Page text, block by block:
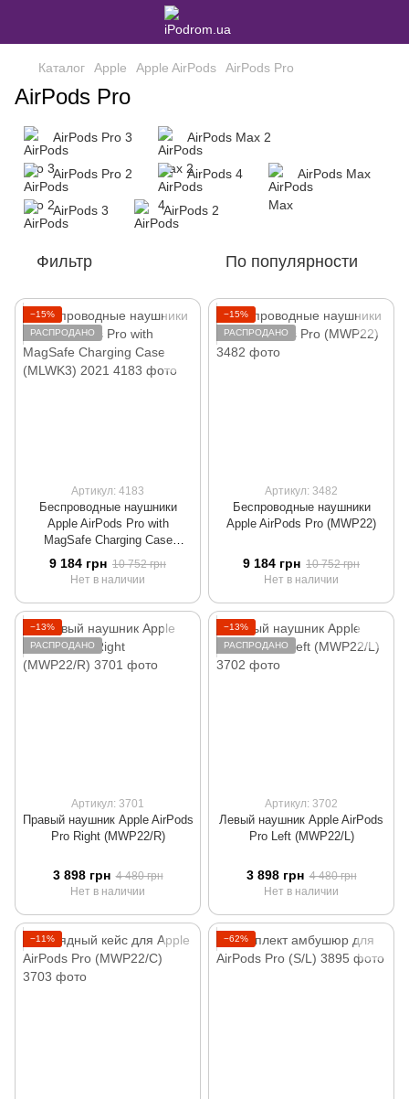
Каталог Apple Apple AirPods AirPods Pro
AirPods Pro
AirPods Pro 3 AirPods Max 2
AirPods Pro 2 AirPods 4 AirPods Max
AirPods 3 AirPods 2
Фильтр По популярности
−15%
РАСПРОДАНО
Артикул: 4183
Беспроводные наушники
Apple AirPods Pro with
MagSafe Charging Case
(MLWK3) 2021
9 184 грн 10 752 грн
Нет в наличии
−15%
РАСПРОДАНО
Артикул: 3482
Беспроводные наушники
Apple AirPods Pro (MWP22)
9 184 грн 10 752 грн
Нет в наличии
−13%
РАСПРОДАНО
Артикул: 3701
Правый наушник Apple AirPods
Pro Right (MWP22/R)
3 898 грн 4 480 грн
Нет в наличии
−13%
РАСПРОДАНО
Артикул: 3702
Левый наушник Apple AirPods
Pro Left (MWP22/L)
3 898 грн 4 480 грн
Нет в наличии
−11% −62%